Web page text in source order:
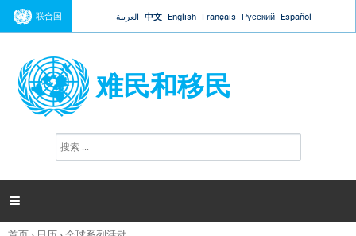
Jump to navigation
联合国 العربية 中文 English Français Русский Español
难民和移民
搜
索
